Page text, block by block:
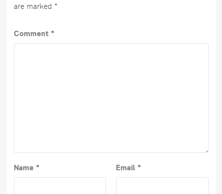
are marked *
Comment *
Name * Email *